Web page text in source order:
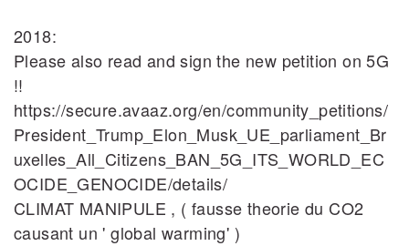
2018:
Please also read and sign the new petition on 5G
!!
https://secure.avaaz.org/en/community_petitions/
President_Trump_Elon_Musk_UE_parliament_Br
uxelles_All_Citizens_BAN_5G_ITS_WORLD_EC
OCIDE_GENOCIDE/details/
CLIMAT MANIPULE , ( fausse theorie du CO2
causant un ' global warming' )